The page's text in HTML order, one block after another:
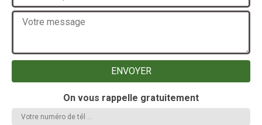
On vous rappelle gratuitement